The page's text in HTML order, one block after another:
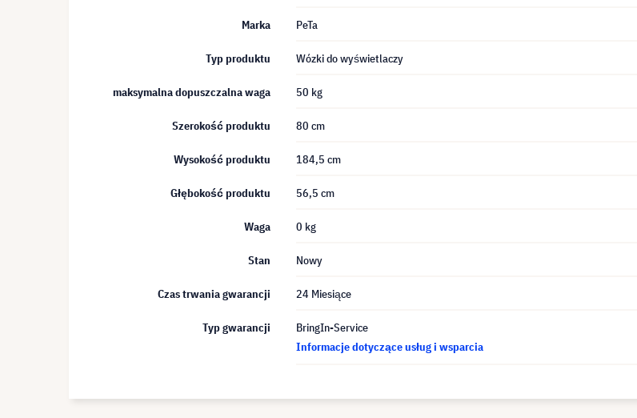
Marka PeTa
Typ produktu Wózki do wyświetlaczy
maksymalna dopuszczalna waga 50 kg
Szerokość produktu 80 cm
Wysokość produktu 184,5 cm
Głębokość produktu 56,5 cm
Waga 0 kg
Stan Nowy
Czas trwania gwarancji 24 Miesiące
Typ gwarancji
BringIn-Service
Informacje dotyczące usług i wsparcia